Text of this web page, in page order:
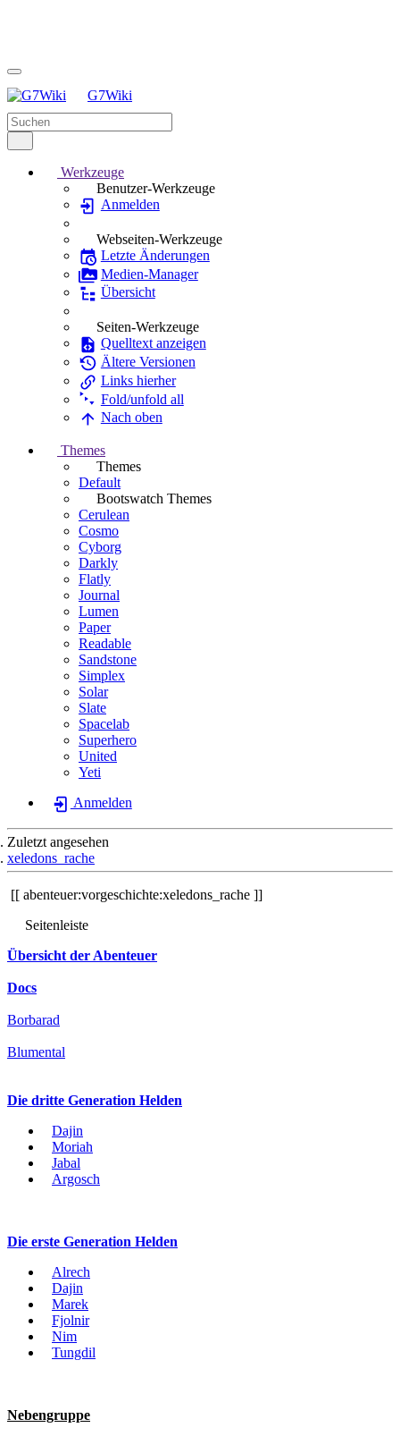
G7Wiki
Werkzeuge
Benutzer-Werkzeuge
Anmelden
Webseiten-Werkzeuge
Letzte Änderungen
Medien-Manager
Übersicht
Seiten-Werkzeuge
Quelltext anzeigen
Ältere Versionen
Links hierher
Fold/unfold all
Nach oben
Themes
Themes
Default
Bootswatch Themes
Cerulean
Cosmo
Cyborg
Darkly
Flatly
Journal
Lumen
Paper
Readable
Sandstone
Simplex
Solar
Slate
Spacelab
Superhero
United
Yeti
Anmelden
Zuletzt angesehen
xeledons_rache
abenteuer:vorgeschichte:xeledons_rache
Seitenleiste
Übersicht der Abenteuer
Docs
Borbarad
Blumental
Die dritte Generation Helden
Dajin
Moriah
Jabal
Argosch
Die erste Generation Helden
Alrech
Dajin
Marek
Fjolnir
Nim
Tungdil
Nebengruppe